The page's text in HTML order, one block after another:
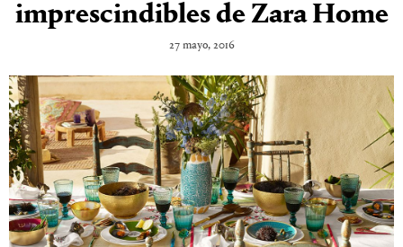
imprescindibles de Zara Home
27 mayo, 2016